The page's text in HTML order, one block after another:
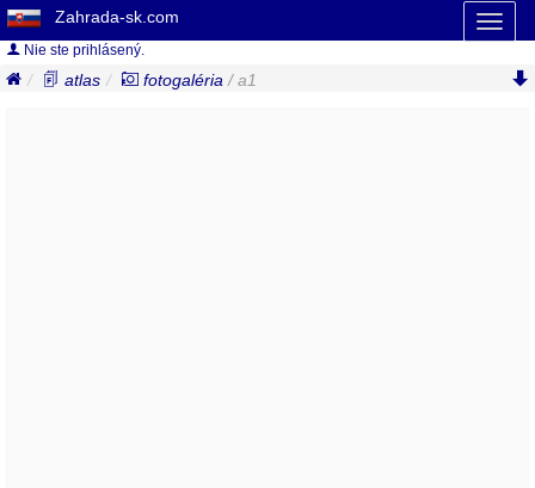
Zahrada-sk.com
Nie ste prihlásený.
atlas fotogaléria / a1